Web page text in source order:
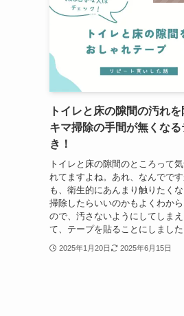
トイレと床の隙間の汚れ
キマ掃除の手間が無くなる
き！
トイレと床の隙間のところって
れてますよね。あれ、なんでで
も、衛生的にあんまり触りたく
掃除したらいいのかもよくわか
ので、汚さないようにしてしま
て、テープを貼ることにしました
2025年1月20日 2025年6月15日